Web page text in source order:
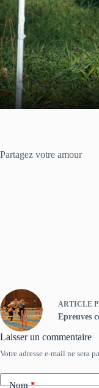
Partagez votre amour
ARTICLE
Epreuves
Laisser un commentaire
Votre adresse e-mail ne sera
Nom*